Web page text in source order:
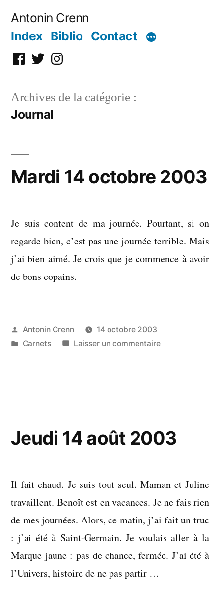
Antonin Crenn
Index Biblio Contact
Facebook
TwitterInstagram
Archives de la catégorie :
Journal
Mardi 14 octobre 2003
Je suis content de ma journée. Pourtant, si on
regarde bien, c’est pas une journée terrible. Mais
j’ai bien aimé. Je crois que je commence à avoir
de bons copains.
Publié
par
Antonin Crenn
14 octobre 2003
Publié
Carnets Laisser un commentairesur
Jeudi 14 août 2003
Il fait chaud. Je suis tout seul. Maman et Juline
travaillent. Benoît est en vacances. Je ne fais rien
de mes journées. Alors, ce matin, j’ai fait un truc
: j’ai été à Saint-Germain. Je voulais aller à la
Marque jaune : pas de chance, fermée. J’ai été à
l’Univers, histoire de ne pas partir …